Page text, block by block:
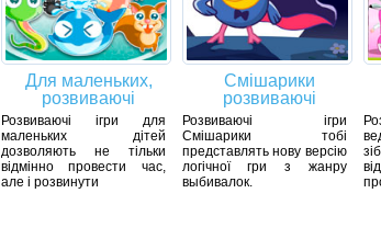
Для маленьких,
розвиваючі
Розвиваючі ігри для
маленьких дітей
дозволяють не тільки
відмінно провести час,
але і розвинути
Смішарики
розвиваючі
Розвиваючі ігри
Смішарики тобі
представлять нову версію
логічної гри з жанру
выбивалок.